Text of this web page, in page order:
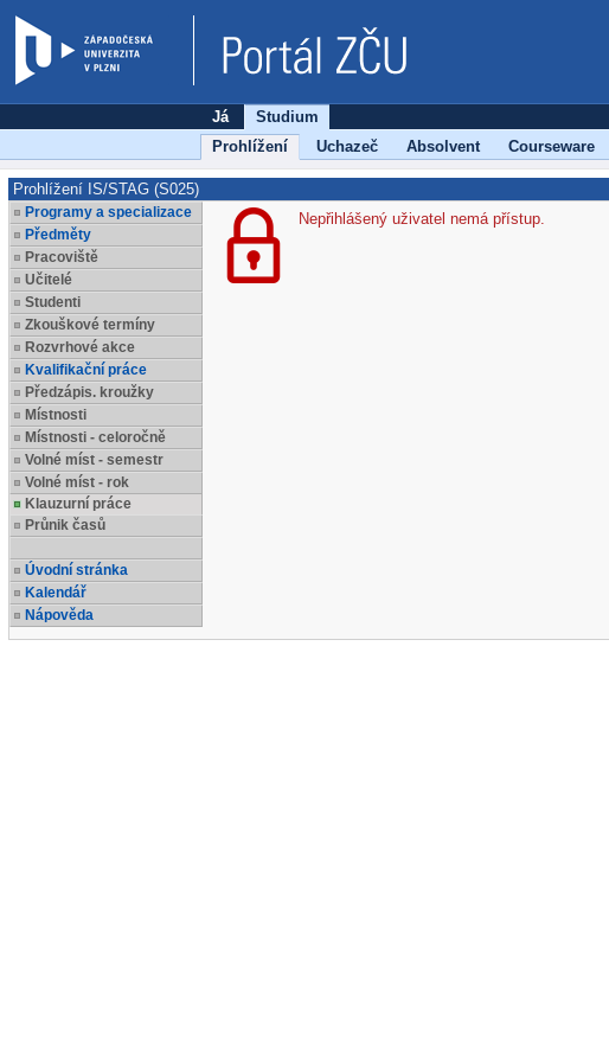
Já
Studium
Prohlížení
Uchazeč Absolvent Courseware
Prohlížení IS/STAG (S025)
Programy a specializace
Předměty
Pracoviště
Učitelé
Studenti
Zkouškové termíny
Rozvrhové akce
Kvalifikační práce
Předzápis. kroužky
Místnosti
Místnosti - celoročně
Volné míst - semestr
Volné míst - rok
Klauzurní práce
Průnik časů
Úvodní stránka
Kalendář
Nápověda
Nepřihlášený uživatel nemá přístup.